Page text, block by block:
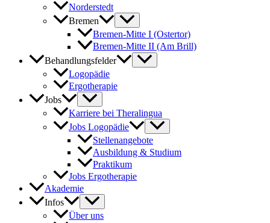
Norderstedt
Bremen
Bremen-Mitte I (Ostertor)
Bremen-Mitte II (Am Brill)
Behandlungsfelder
Logopädie
Ergotherapie
Jobs
Karriere bei Theralingua
Jobs Logopädie
Stellenangebote
Ausbildung & Studium
Praktikum
Jobs Ergotherapie
Akademie
Infos
Über uns